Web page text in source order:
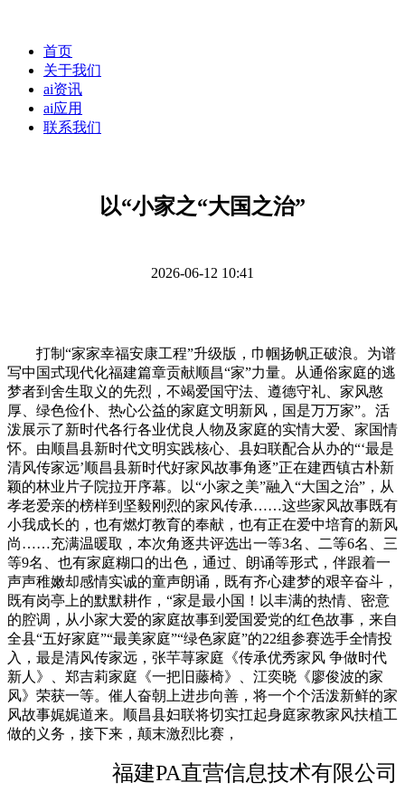
首页
关于我们
ai资讯
ai应用
联系我们
以“小家之“大国之治”
2026-06-12 10:41
打制“家家幸福安康工程”升级版，巾帼扬帆正破浪。为谱
写中国式现代化福建篇章贡献顺昌“家”力量。从通俗家庭的逃
梦者到舍生取义的先烈，不竭爱国守法、遵德守礼、家风憨
厚、绿色俭仆、热心公益的家庭文明新风，国是万万家”。活
泼展示了新时代各行各业优良人物及家庭的实情大爱、家国情
怀。由顺昌县新时代文明实践核心、县妇联配合从办的“‘最是
清风传家远’顺昌县新时代好家风故事角逐”正在建西镇古朴新
颖的林业片子院拉开序幕。以“小家之美”融入“大国之治”，从
孝老爱亲的榜样到坚毅刚烈的家风传承……这些家风故事既有
小我成长的，也有燃灯教育的奉献，也有正在爱中培育的新风
尚……充满温暖取，本次角逐共评选出一等3名、二等6名、三
等9名、也有家庭糊口的出色，通过、朗诵等形式，伴跟着一
声声稚嫩却感情实诚的童声朗诵，既有齐心建梦的艰辛奋斗，
既有岗亭上的默默耕作，“家是最小国！以丰满的热情、密意
的腔调，从小家大爱的家庭故事到爱国爱党的红色故事，来自
全县“五好家庭”“最美家庭”“绿色家庭”的22组参赛选手全情投
入，最是清风传家远，张芉荨家庭《传承优秀家风 争做时代
新人》、郑吉莉家庭《一把旧藤椅》、江奕晓《廖俊波的家
风》荣获一等。催人奋朝上进步向善，将一个个活泼新鲜的家
风故事娓娓道来。顺昌县妇联将切实扛起身庭家教家风扶植工
做的义务，接下来，颠末激烈比赛，
福建PA直营信息技术有限公司